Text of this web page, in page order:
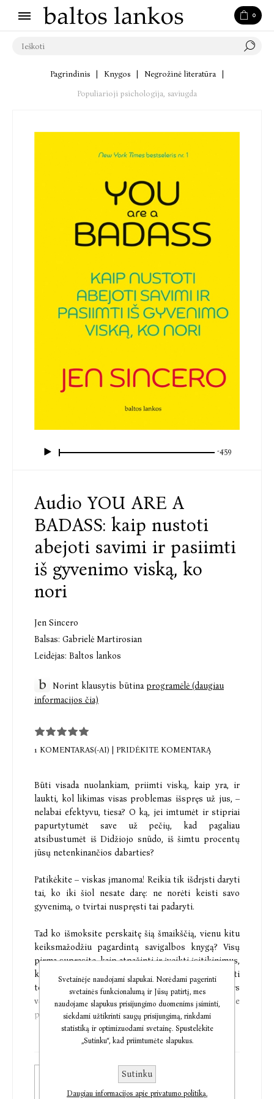
0
Pagrindinis Knygos Negrožinė literatūra
Populiarioji psichologija, saviugda
-4:59
Audio YOU ARE A
BADASS: kaip nustoti
abejoti savimi ir pasiimti
iš gyvenimo viską, ko
nori
Jen Sincero
Balsas: Gabrielė Martirosian
Leidėjas: Baltos lankos
Norint klausytis būtinaprogramėlė (daugiau
informacijos čia)
1 KOMENTARAS(-AI) PRIDĖKITE KOMENTARĄ
Būti visada nuolankiam, priimti viską, kaip yra, ir
laukti, kol likimas visas problemas išspręs už jus, –
nelabai efektyvu, tiesa? O ką, jei imtumėt ir stipriai
papurtytumėt save už pečių, kad pagaliau
atsibustumėt iš Didžiojo snūdo, iš šimtu procentų
jūsų netenkinančios dabarties?
Patikėkite – viskas įmanoma! Reikia tik išdrįsti daryti
tai, ko iki šiol nesate darę: ne norėti keisti savo
gyvenimą, o tvirtai nuspręsti tai padaryti.
Tad ko išmoksite perskaitę šią šmaikščią, vienu kitu
keiksmažodžiu pagardintą savigalbos knygą? Visų
pirma suprasite, kaip atpažinti ir įveikti įsitikinimus,
kurie žlugdo svajones. Antra, išmoksite susikurti
tokį gyvenimą, kokio visada norėjote. Ir ne kada nors
vėliau, o DABAR. Ir, po galais, pagaliau užsidirbsite
pinigų. Tiek daug, kiek net nesvajojote!
„You are a badass“ jums taps paspirtimi pasiimti iš
tiesa?
€6,63
Svetainėje naudojami slapukai. Norėdami pagerinti
svetainės funkcionalumą ir Jūsų patirtį, mes
naudojame slapukus prisijungimo duomenims įsiminti,
siekdami užtikrinti saugų prisijungimą, rinkdami
statistiką ir optimizuodami svetainę. Spustelėkite
„Sutinku“, kad priimtumėte slapukus.
Sutinku
Daugiau informacijos apie privatumo politiką.